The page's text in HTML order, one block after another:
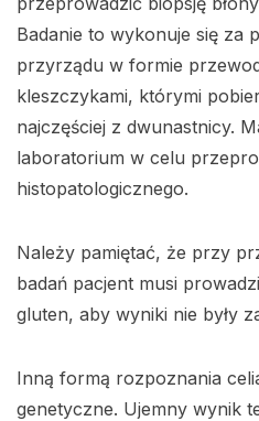
Badanie to wykonuje się za
przyrządu w formie
kleszczykami, którymi
najczęściej z dwunastnicy.
laboratorium w celu
histopatologicznego.
Należy pamiętać, że przy
badań pacjent musi
gluten, aby wyniki nie były
Inną formą rozpoznania
genetyczne. Ujemny wynik